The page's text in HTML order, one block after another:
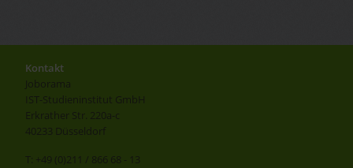
Kontakt
Joborama
IST-Studieninstitut GmbH
Erkrather Str. 220a-c
40233 Düsseldorf
T: +49 (0)211 / 866 68 - 13